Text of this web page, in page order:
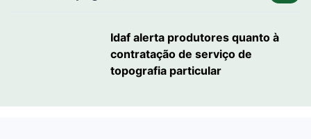
Idaf alerta produtores quanto à
contratação de serviço de
topografia particular